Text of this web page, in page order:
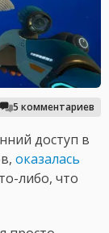
5 комментариев
доступ в
оказалась
либо, что